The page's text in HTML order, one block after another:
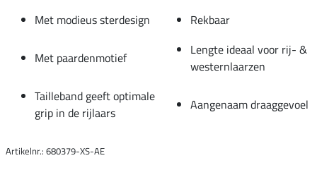
Met modieus sterdesign
Rekbaar
Met paardenmotief
Lengte ideaal voor rij- &
westernlaarzen
Tailleband geeft optimale
grip in de rijlaars
Aangenaam draaggevoel
Artikelnr.: 680379-XS-AE